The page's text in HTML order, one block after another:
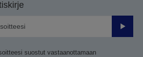
Lähetä
suostut vastaanottamaan